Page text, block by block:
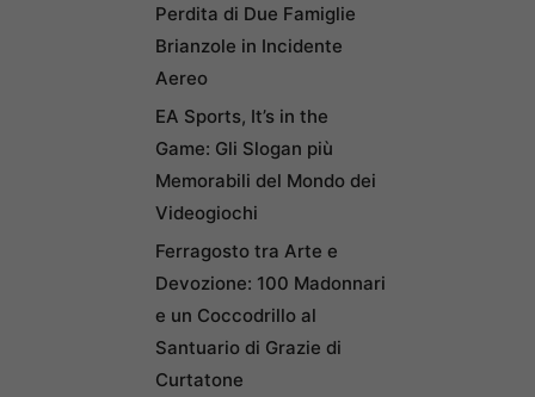
Perdita di Due Famiglie
Brianzole in Incidente
Aereo
EA Sports, It’s in the
Game: Gli Slogan più
Memorabili del Mondo dei
Videogiochi
Ferragosto tra Arte e
Devozione: 100 Madonnari
e un Coccodrillo al
Santuario di Grazie di
Curtatone